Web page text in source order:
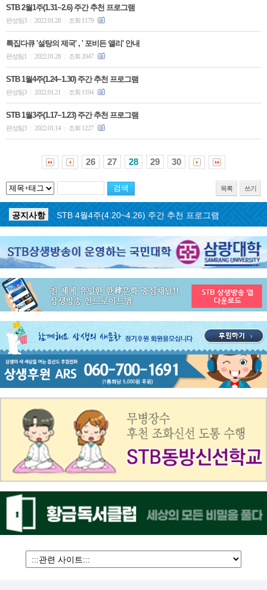
STB 2월1주(1.31~2.6) 주간 추천 프로그램
편성팀3 2022.01.28 조회 1179
특집다큐 '설탕의 제국' , ' 포비든 앨리' 안내
편성팀1 2022.01.28 조회 2047
STB 1월4주(1.24~1.30) 주간 추천 프로그램
편성팀3 2022.01.21 조회 1194
STB 1월3주(1.17~1.23) 주간 추천 프로그램
편성팀3 2022.01.14 조회 1227
26 27 28 29 30
목록 쓰기
공지사항
ON AIR 서비스 장애 복구 안내
공지사항
STB 5월4주(5.25~5.31) 주간 추천 프로그램
공지사항
STB 5월3주(5.18~5.24) 주간 추천 프로그램
공지사항
STB 4월마지막주(4.27~5.3) 주간 추천 프로그램
공지사항
STB 4월4주(4.20~4.26) 주간 추천 프로그램
공지사항
STB 4월2주(4.6~4.12) 주간 추천 프로그램
STB 4월1주(3.30~4.5) 주간 추천 프로그램
공지사항
STB 3월4주(3.23~3.29) 주간 추천 프로그램